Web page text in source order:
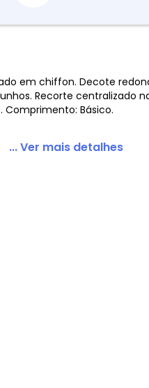
Preto Plus Size
em chiffon. Decote
Recorte centralizado
Comprimento: Básico.
... Ver mais detalhes